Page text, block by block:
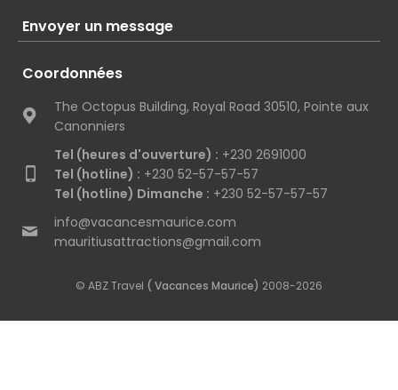
Envoyer un message
Coordonnées
The Octopus Building, Royal Road 30510, Pointe aux
Canonniers
Tel (heures d'ouverture) : +230 2691000
Tel (hotline) : +230 52-57-57-57
Tel (hotline) Dimanche : +230 52-57-57-57
info@vacancesmaurice.com
mauritiusattractions@gmail.com
© ABZ Travel ( Vacances Maurice) 2008-2026